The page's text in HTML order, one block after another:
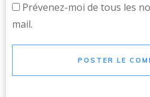
Prévenez-moi de tous les
mail.
POSTER LE